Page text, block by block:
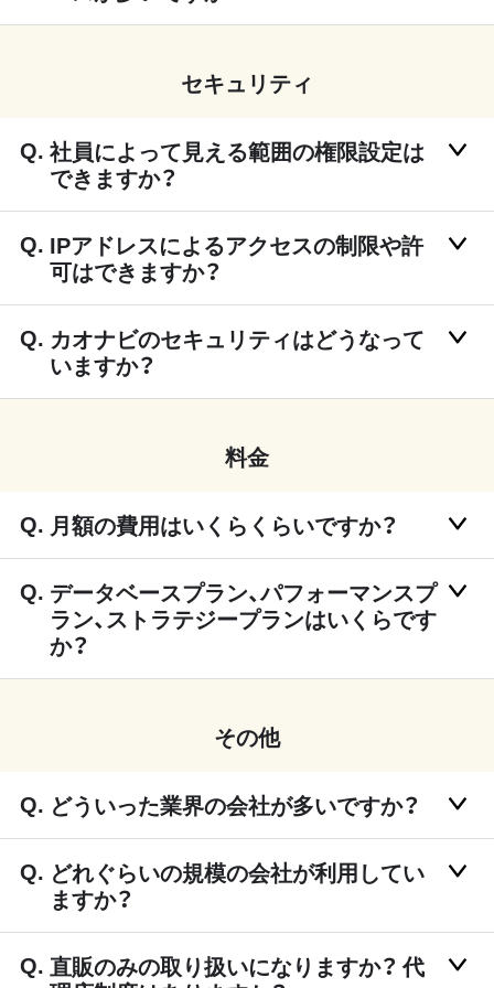
セキュリティ
社員によって見える範囲の権限設定は
できますか？
IPアドレスによるアクセスの制限や許
可はできますか？
カオナビのセキュリティはどうなって
いますか？
料金
月額の費用はいくらくらいですか？
データベースプラン、パフォーマンスプ
ラン、ストラテジープランはいくらです
か？
その他
どういった業界の会社が多いですか？
どれぐらいの規模の会社が利用してい
ますか？
直販のみの取り扱いになりますか？ 代